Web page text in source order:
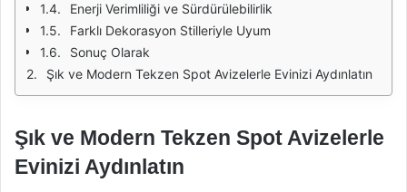
Enerji Verimliliği ve Sürdürülebilirlik
Farklı Dekorasyon Stilleriyle Uyum
Sonuç Olarak
Şık ve Modern Tekzen Spot Avizelerle Evinizi Aydınlatın
Şık ve Modern Tekzen Spot Avizelerle
Evinizi Aydınlatın